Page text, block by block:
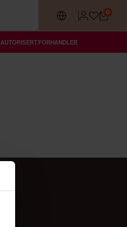
0
AUTORISERT FORHANDLER